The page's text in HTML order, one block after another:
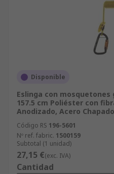
Disponible
Eslinga con mosquetones
157.5 cm Poliéster con
Anodizado, Acero Chapado
Código RS 196-5601
Nº ref. fabric. 1500159
Subtotal (1 unidad)
27,15 €(exc. IVA)
Cantidad